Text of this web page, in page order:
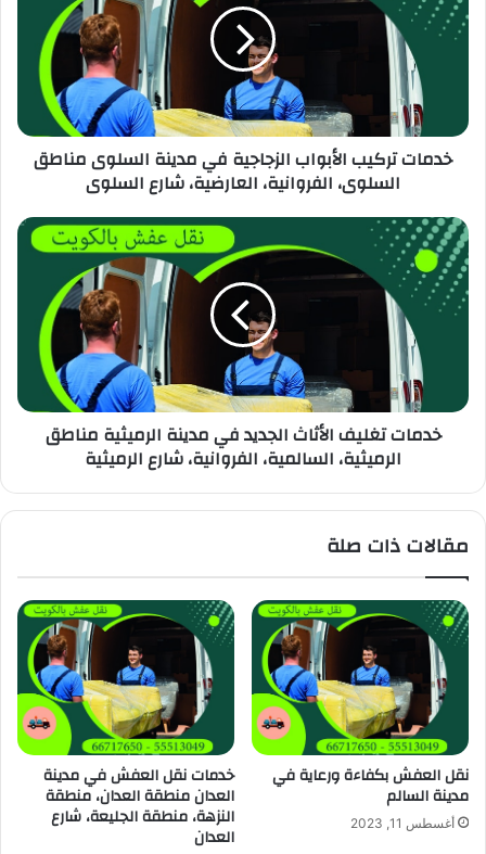
خدمات تركيب الأبواب الزجاجية في مدينة السلوى مناطق
السلوى، الفروانية، العارضية، شارع السلوى
خدمات تغليف الأثاث الجديد في مدينة الرميثية مناطق
الرميثية، السالمية، الفروانية، شارع الرميثية
مقالات ذات صلة
نقل العفش بكفاءة ورعاية في
مدينة السالم
أغسطس 11, 2023
خدمات نقل العفش في مدينة
العدان منطقة العدان، منطقة
النزهة، منطقة الجليعة، شارع
العدان